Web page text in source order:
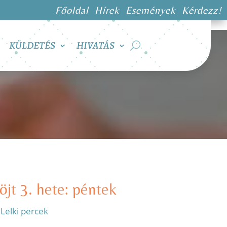
Főoldal Hírek Események Kérdezz!
KÜLDETÉS HIVATÁS
3. hete: péntek
Lelki percek